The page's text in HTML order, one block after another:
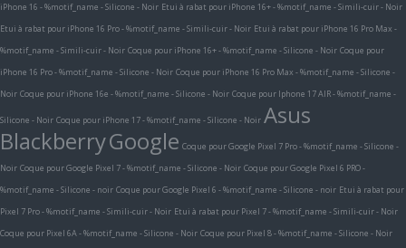
iPhone 16 - %motif_name - Silicone - Noir Etui à rabat pour iPhone 16+ - %motif_name - Simili-cuir - Noir
Etui à rabat pour iPhone 16 Pro - %motif_name - Simili-cuir - Noir Etui à rabat pour iPhone 16 Pro Max -
%motif_name - Simili-cuir - Noir Coque pour iPhone 16+ - %motif_name - Silicone - Noir Coque pour
iPhone 16 Pro - %motif_name - Silicone - Noir Coque pour iPhone 16 Pro Max - %motif_name - Silicone -
Noir Coque pour iPhone 16e - %motif_name - Silicone - Noir Coque pour Iphone 17 AIR - %motif_name -
Silicone - Noir Coque pour iPhone 17 - %motif_name - Silicone - Noir Asus
BlackberryGoogle Coque pour Google Pixel 7 Pro - %motif_name - Silicone -
Noir Coque pour Google Pixel 7 - %motif_name - Silicone - Noir Coque pour Google Pixel 6 PRO -
%motif_name - Silicone - noir Coque pour Google Pixel 6 - %motif_name - Silicone - noir Etui à rabat pour
Pixel 7 Pro - %motif_name - Simili-cuir - Noir Etui à rabat pour Pixel 7 - %motif_name - Simili-cuir - Noir
Coque pour Pixel 6A - %motif_name - Silicone - Noir Coque pour Pixel 8 - %motif_name - Silicone - Noir